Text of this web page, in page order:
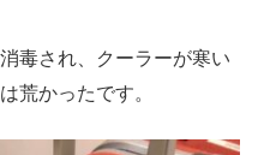
毒され、クーラーが寒い
荒かったです。